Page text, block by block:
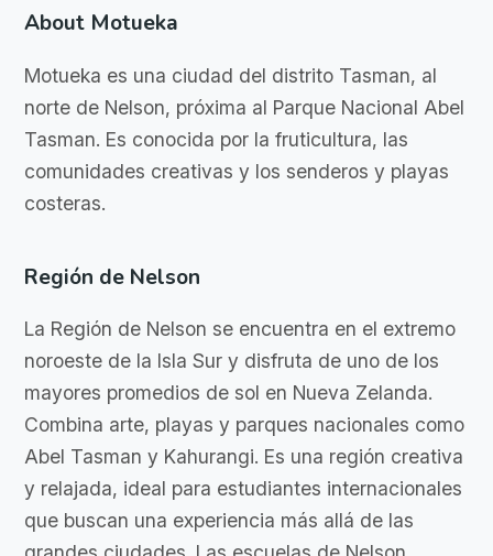
About Motueka
Motueka es una ciudad del distrito Tasman, al
norte de Nelson, próxima al Parque Nacional Abel
Tasman. Es conocida por la fruticultura, las
comunidades creativas y los senderos y playas
costeras.
Región de Nelson
La Región de Nelson se encuentra en el extremo
noroeste de la Isla Sur y disfruta de uno de los
mayores promedios de sol en Nueva Zelanda.
Combina arte, playas y parques nacionales como
Abel Tasman y Kahurangi. Es una región creativa
y relajada, ideal para estudiantes internacionales
que buscan una experiencia más allá de las